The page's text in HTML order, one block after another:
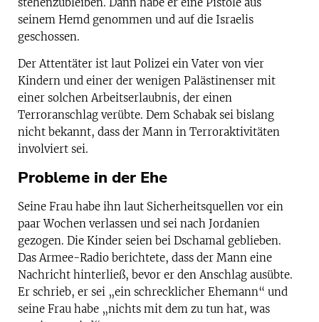
seinem Hemd genommen und auf die Israelis
geschossen.
Der Attentäter ist laut Polizei ein Vater von vier
Kindern und einer der wenigen Palästinenser mit
einer solchen Arbeitserlaubnis, der einen
Terroranschlag verübte. Dem Schabak sei bislang
nicht bekannt, dass der Mann in Terroraktivitäten
involviert sei.
Probleme in der Ehe
Seine Frau habe ihn laut Sicherheitsquellen vor ein
paar Wochen verlassen und sei nach Jordanien
gezogen. Die Kinder seien bei Dschamal geblieben.
Das Armee-Radio berichtete, dass der Mann eine
Nachricht hinterließ, bevor er den Anschlag ausübte.
Er schrieb, er sei „ein schrecklicher Ehemann“ und
seine Frau habe „nichts mit dem zu tun hat, was